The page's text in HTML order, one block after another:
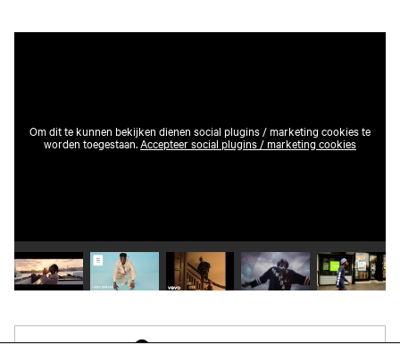
Om dit te kunnen bekijken dienen social plugins / marketing cookies te
worden toegestaan.Accepteer social plugins / marketing cookies
Speel video 1 afSpeel video 2 afSpeel video 3 afSpeel video 4 afSpeel